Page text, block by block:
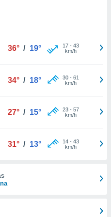
36° / 19° 17- 43
km/h
34° / 18° 30- 61
km/h
27° / 15° 23- 57
km/h
31° / 13° 14- 43
km/h